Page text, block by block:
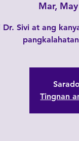
Mar,
Dr. Sivi at ang
Tingnan